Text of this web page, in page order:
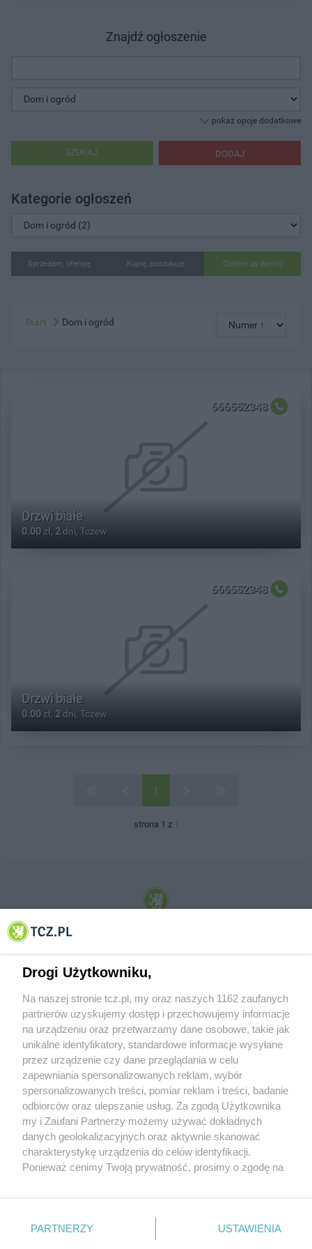
Znajdź ogłoszenie
pokaż opcje dodatkowe
DODAJ
SZUKAJ
Kategorie ogłoszeń
Sprzedam, oferuję Kupię, poszukuję Oddam za darmo
Start Dom i ogród
666552348
Drzwi białe
0.00 zł, 2 dni, Tczew
666552348
Drzwi białe
0.00 zł, 2 dni, Tczew
1
strona 1 z 1
© 2001-2026 Tczew - TCZ.PL Sp. z o.o. Internetowy Serwis Informacyjny Miasta
O FIRMIE POLITYKA PRYWATNOŚCI HOSTING
REKLAMA WSPÓŁPRACA RSS FACEBOOK KONTAKT
Nasze serwisy
Aktualności
Tcz24
Historia miasta
Muzyka i kultura
Archiwum wydarzeń
Zdjęcia miasta
Drogi Użytkowniku,
Na naszej stronie tcz.pl, my oraz naszych 1162 zaufanych
partnerów uzyskujemy dostęp i przechowujemy informacje
na urządzeniu oraz przetwarzamy dane osobowe, takie jak
unikalne identyfikatory, standardowe informacje wysyłane
przez urządzenie czy dane przeglądania w celu
zapewniania spersonalizowanych reklam, wybór
spersonalizowanych treści, pomiar reklam i treści, badanie
odbiorców oraz ulepszanie usług. Za zgodą Użytkownika
my i Zaufani Partnerzy możemy używać dokładnych
danych geolokalizacyjnych oraz aktywnie skanować
charakterystykę urządzenia do celów identyfikacji.
Ponieważ cenimy Twoją prywatność, prosimy o zgodę na
znajdujący się w lewym dolnym rogu strony
. Niektóre
PARTNERZY USTAWIENIA